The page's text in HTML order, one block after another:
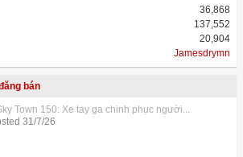
36,868
137,552
20,904
Jamesdrymn
bán
Town 150: Xe tay ga chinh phục người...
31/7/26